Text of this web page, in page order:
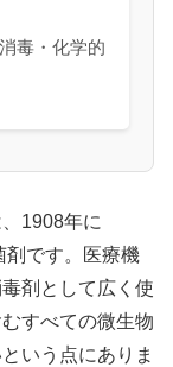
毒・化学的
1908年に
剤です。医療機
剤として広く使
すべての微生物
いう点にありま